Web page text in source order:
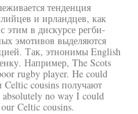
тенденция
и ирландцев, как
этим в дискурсе регби-
эмотивов выделяются
Так, этнонимы English
Например, The Scots
rugby player. He could
cousins получают
no way I could
Celtic cousins.